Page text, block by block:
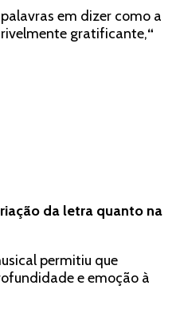
em dizer como a
gratificante,“
da letra quanto na
permitiu que
e emoção à